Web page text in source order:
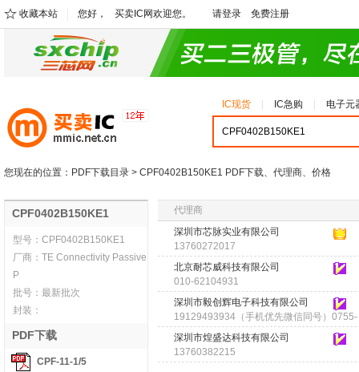
收藏本站 您好， 买卖IC网欢迎您。 请登录 免费注册
IC现货 IC急购 电子元
您现在的位置： PDF下载目录 > CPF0402B150KE1 PDF下载、代理商、价格
CPF0402B150KE1
型号： CPF0402B150KE1
厂商： TE Connectivity Passive
P
批号： 最新批次
封装：
PDF下载
CPF-11-1/5
代理商
深圳市芯脉实业有限公司
13760272017
北京耐芯威科技有限公司
010-62104931
深圳市毅创辉电子科技有限公司
19129493934（手机优先微信同号）0755-
83266697
深圳市煌盛达科技有限公司
13760382215